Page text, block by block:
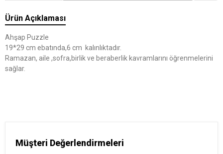
Ürün Açıklaması
Ahşap Puzzle
19*29 cm ebatında,6 cm kalınlıktadır.
Ramazan, aile ,sofra,birlik ve beraberlik kavramlarını öğrenmelerini
sağlar.
Müşteri Değerlendirmeleri